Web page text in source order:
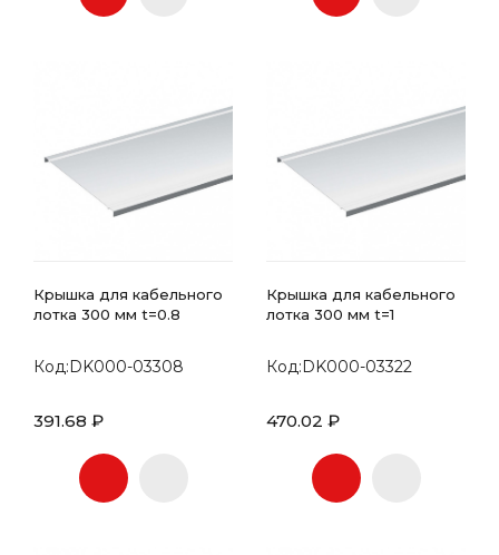
Крышка для кабельного
лотка 300 мм t=0.8
Код:DK000-03308
391.68 ₽
Крышка для кабельного
лотка 300 мм t=1
Код:DK000-03322
470.02 ₽